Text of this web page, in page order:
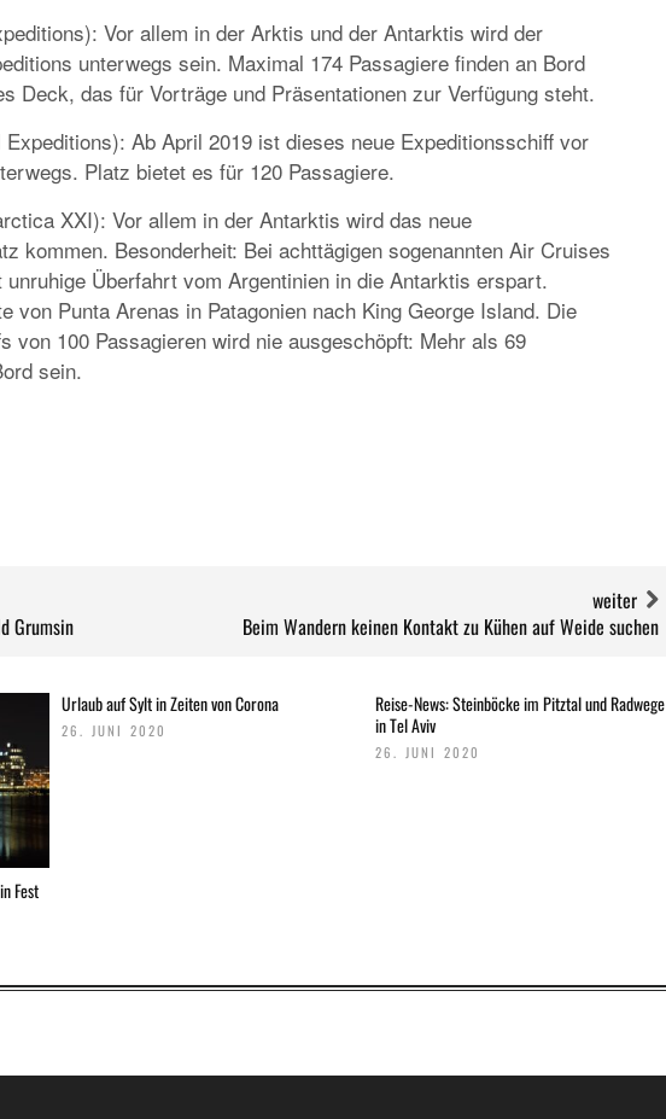
Vor allem in der Arktis und der Antarktis wird der
unterwegs sein. Maximal 174 Passagiere finden an Bord
Deck, das für Vorträge und Präsentationen zur Verfügung steht.
Ab April 2019 ist dieses neue Expeditionsschiff vor
Platz bietet es für 120 Passagiere.
XXI): Vor allem in der Antarktis wird das neue
kommen. Besonderheit: Bei achttägigen sogenannten Air Cruises
Überfahrt vom Argentinien in die Antarktis erspart.
von Punta Arenas in Patagonien nach King George Island. Die
von 100 Passagieren wird nie ausgeschöpft: Mehr als 69
sein.
Grumsin
weiter
Beim Wandern keinen Kontakt zu Kühen auf Weide suchen
Fest
Urlaub auf Sylt in Zeiten von Corona
26. JUNI 2020
Reise-News: Steinböcke im Pitztal und Radwege
in Tel Aviv
26. JUNI 2020